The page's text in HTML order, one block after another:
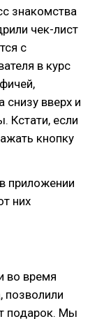
знакомства
чек-лист
с
в курс
снизу вверх и
Кстати, если
кнопку
приложении
них
во время
позволили
подарок. Мы